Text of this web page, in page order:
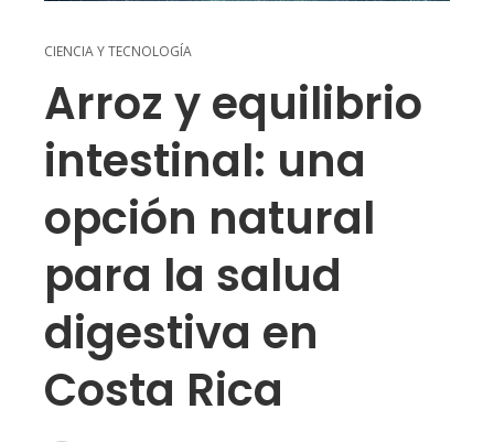
CIENCIA Y TECNOLOGÍA
Arroz y equilibrio
intestinal: una
opción natural
para la salud
digestiva en
Costa Rica